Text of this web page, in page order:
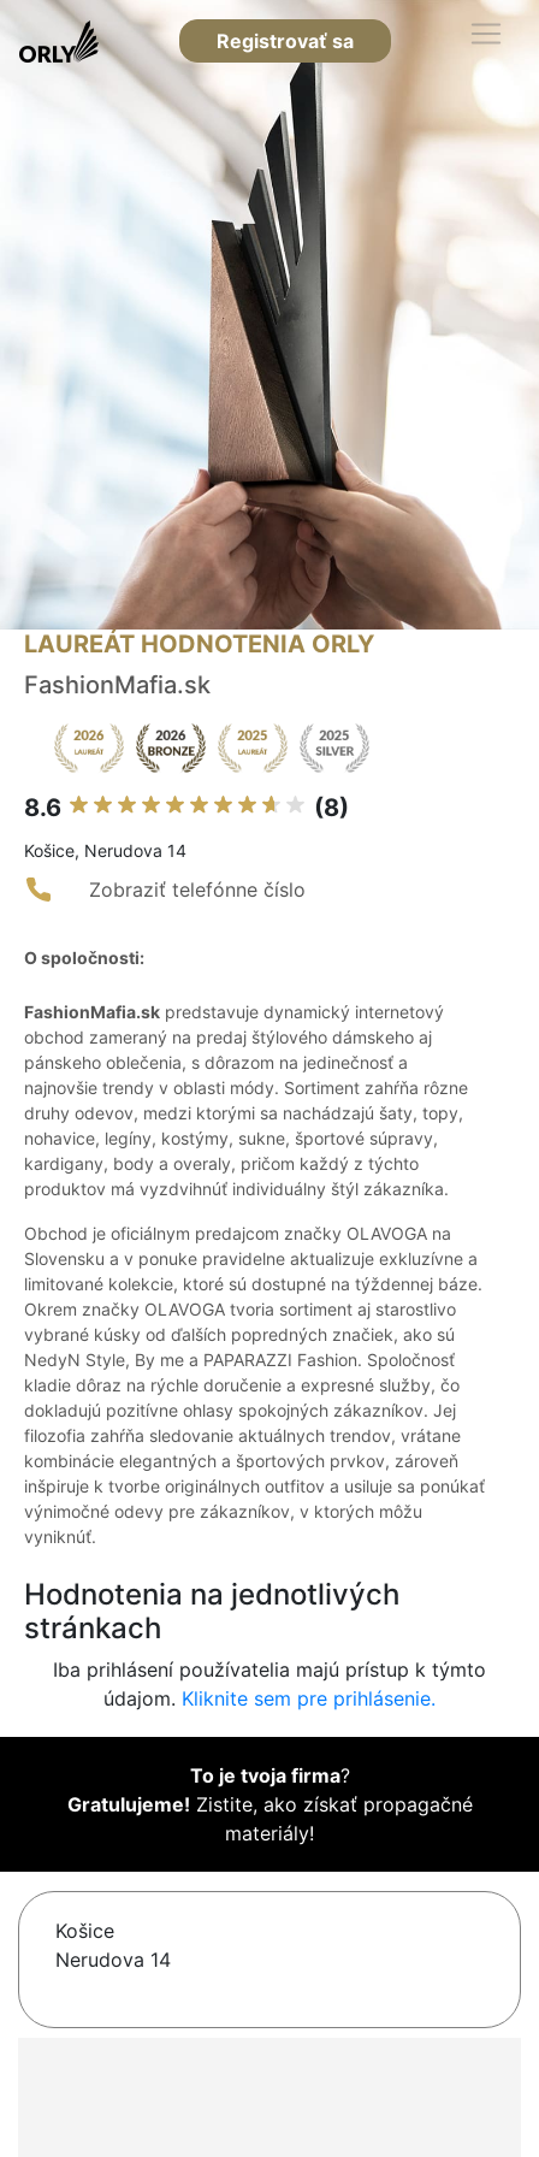
Registrovať sa
LAUREÁT HODNOTENIA ORLY
FashionMafia.sk
8.6 (8)
Košice, Nerudova 14
Zobraziť telefónne číslo
O spoločnosti:
FashionMafia.sk predstavuje dynamický internetový
obchod zameraný na predaj štýlového dámskeho aj
pánskeho oblečenia, s dôrazom na jedinečnosť a
najnovšie trendy v oblasti módy. Sortiment zahŕňa rôzne
druhy odevov, medzi ktorými sa nachádzajú šaty, topy,
nohavice, legíny, kostýmy, sukne, športové súpravy,
kardigany, body a overaly, pričom každý z týchto
produktov má vyzdvihnúť individuálny štýl zákazníka.
Obchod je oficiálnym predajcom značky OLAVOGA na
Slovensku a v ponuke pravidelne aktualizuje exkluzívne a
limitované kolekcie, ktoré sú dostupné na týždennej báze.
Okrem značky OLAVOGA tvoria sortiment aj starostlivo
vybrané kúsky od ďalších popredných značiek, ako sú
NedyN Style, By me a PAPARAZZI Fashion. Spoločnosť
kladie dôraz na rýchle doručenie a expresné služby, čo
dokladujú pozitívne ohlasy spokojných zákazníkov. Jej
filozofia zahŕňa sledovanie aktuálnych trendov, vrátane
kombinácie elegantných a športových prvkov, zároveň
inšpiruje k tvorbe originálnych outfitov a usiluje sa ponúkať
výnimočné odevy pre zákazníkov, v ktorých môžu
vyniknúť.
Hodnotenia na jednotlivých
stránkach
Iba prihlásení používatelia majú prístup k týmto
údajom. Kliknite sem pre prihlásenie.
To je tvoja firma?
Gratulujeme! Zistite, ako získať propagačné
materiály!
Košice
Nerudova 14